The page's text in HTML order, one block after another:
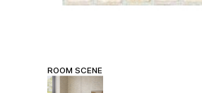
ROOM SCENE